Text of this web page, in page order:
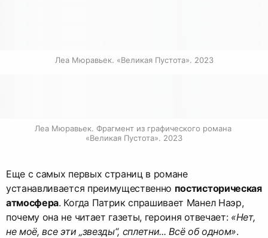
Леа Мюравьек. «Великая Пустота». 2023
Леа Мюравьек. Фрагмент из графического романа
«Великая Пустота». 2023
Еще с самых первых страниц в романе
устанавливается преимущественно постисторическая
атмосфера. Когда Патрик спрашивает Манел Наэр,
почему она не читает газеты, героиня отвечает: «Нет,
не моё, все эти „звезды“, сплетни... Всё об одном».